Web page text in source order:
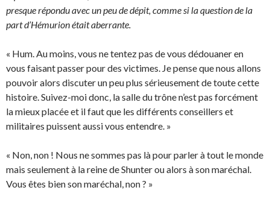
presque répondu avec un peu de dépit, comme si la question de la
part d’Hémurion était aberrante.
« Hum. Au moins, vous ne tentez pas de vous dédouaner en
vous faisant passer pour des victimes. Je pense que nous allons
pouvoir alors discuter un peu plus sérieusement de toute cette
histoire. Suivez-moi donc, la salle du trône n’est pas forcément
la mieux placée et il faut que les différents conseillers et
militaires puissent aussi vous entendre. »
« Non, non ! Nous ne sommes pas là pour parler à tout le monde
mais seulement à la reine de Shunter ou alors à son maréchal.
Vous êtes bien son maréchal, non ? »